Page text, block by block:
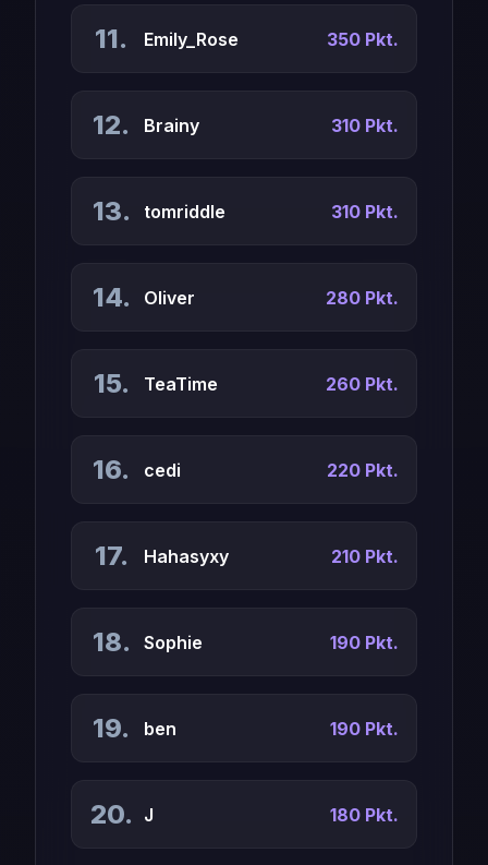
11. Emily_Rose 350 Pkt.
12. Brainy 310 Pkt.
13. tomriddle 310 Pkt.
14. Oliver 280 Pkt.
15. TeaTime 260 Pkt.
16. cedi 220 Pkt.
17. Hahasyxy 210 Pkt.
18. Sophie 190 Pkt.
19. ben 190 Pkt.
20. J 180 Pkt.